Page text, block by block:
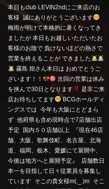
本日もclub LEVIN2ndにご来店のお
客様 誠にありがとうございます
梅雨が明けて本格的に暑くなってき
ましたが 本日もお越しいただいたお
客様のお陰で 負けないほどの熱さで
営業を終えることが できました
霧島 煌さん本日は おめでとうご
ざいます！！
次回の営業は休み
を挟んで30日となります
是非ご来
店お待ちしてます
BCGホールディ
ングスでは 今年も大阪にとどまら
ず 他府県も含め現時点で7店舗出店
予定 国内５０店舗以上 『現在46店
舗、大阪、歌舞伎町、名古屋、北海
道、福岡、栃木、愛媛にて展開中、
今後は地方へと展開予定』 店舗数日
本一を目指して日々従業員を募集し
ています そこの貴女様m(._.)m そこ